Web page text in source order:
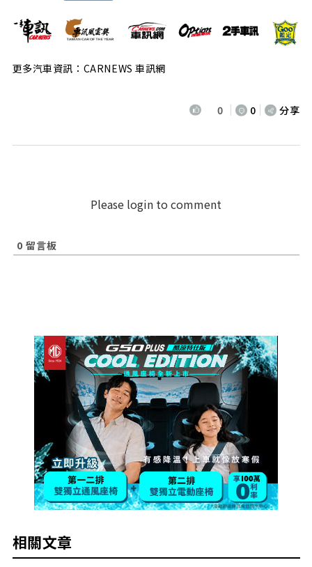
更多汽車資訊：CARNEWS 車訊網
0 0 分享
Please login to comment
0 留言板
相關文章